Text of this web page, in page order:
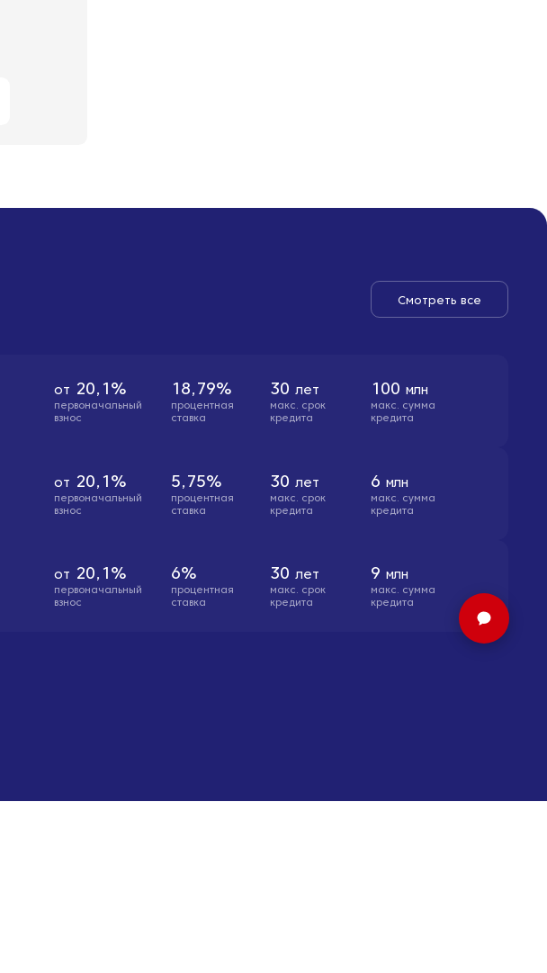
Смотреть все
от 20,1%
первоначальный
взнос
18,79%
процентная
ставка
30лет
макс. cрок
кредита
100 млн
макс. сумма
кредита
от 20,1%
первоначальный
взнос
5,75%
процентная
ставка
30лет
макс. cрок
кредита
6 млн
макс. сумма
кредита
от 20,1%
первоначальный
взнос
6%
процентная
ставка
30лет
макс. cрок
кредита
9 млн
макс. сумма
кредита